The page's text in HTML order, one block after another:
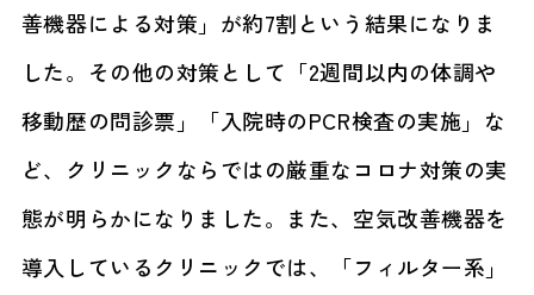
善機器による対策」が約7割という結果になりま
した。その他の対策として「2週間以内の体調や
移動歴の問診票」「入院時のPCR検査の実施」な
ど、クリニックならではの厳重なコロナ対策の実
態が明らかになりました。また、空気改善機器を
導入しているクリニックでは、「フィルター系」